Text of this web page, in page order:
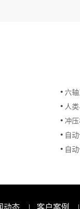
六
人
冲
自
自
动态 | 客户案例 |